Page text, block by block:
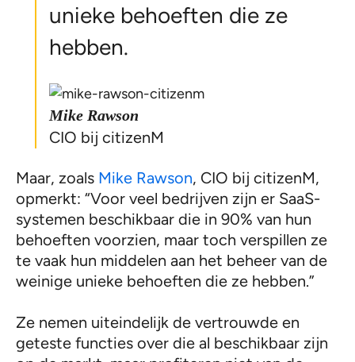
unieke behoeften die ze
hebben.
Mike Rawson
CIO bij citizenM
Maar, zoals Mike Rawson, CIO bij citizenM,
opmerkt: “Voor veel bedrijven zijn er SaaS-
systemen beschikbaar die in 90% van hun
behoeften voorzien, maar toch verspillen ze
te vaak hun middelen aan het beheer van de
weinige unieke behoeften die ze hebben.”
Ze nemen uiteindelijk de vertrouwde en
geteste functies over die al beschikbaar zijn